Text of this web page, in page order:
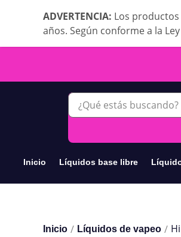
ADVERTENCIA: Los
años. Según conforme a la
Inicio Líquidos base libre
Inicio / Líquidos de vapeo /